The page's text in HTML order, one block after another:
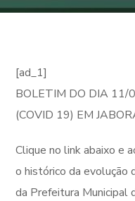
[ad_1]
BOLETIM DO DIA 11/
(COVID 19) EM
Clique no link abaixo e
o histórico da evolução
da Prefeitura Municipal